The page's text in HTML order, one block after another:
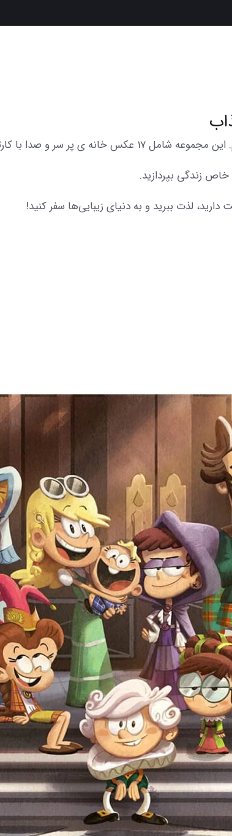
در اینجا شما را به تماشای مجموعه‌ای از عکس‌های متنوع و
خاص زندگی بپردازید.
لذت ببرید و به دنیای زیبایی‌ها سفر کنید!